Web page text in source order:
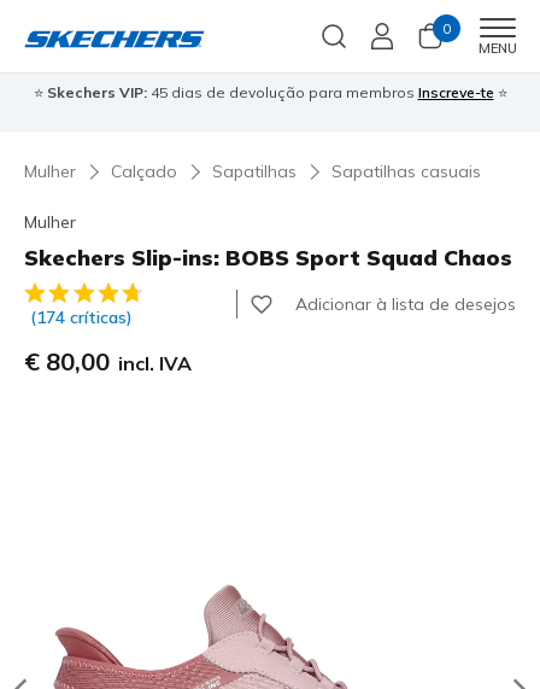
0
MENU
⭐ Skechers VIP:45 dias de devolução para membros Inscreve-te ⭐
Mulher Calçado Sapatilhas Sapatilhas casuais
Mulher
Skechers Slip-ins: BOBS Sport Squad Chaos
3$7 de 5 – Classificação do cliente
(174 críticas)
Adicionar à lista de desejos
€ 80,00 incl. IVA